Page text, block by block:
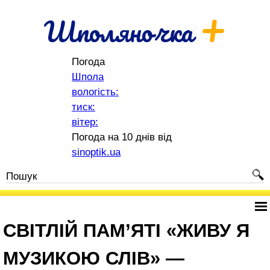
Шполяночка+
Погода
Шпола
вологість:
тиск:
вітер:
Погода на 10 днів від
sinoptik.ua
СВІТЛІЙ ПАМ’ЯТІ «ЖИВУ Я
МУЗИКОЮ СЛІВ» —